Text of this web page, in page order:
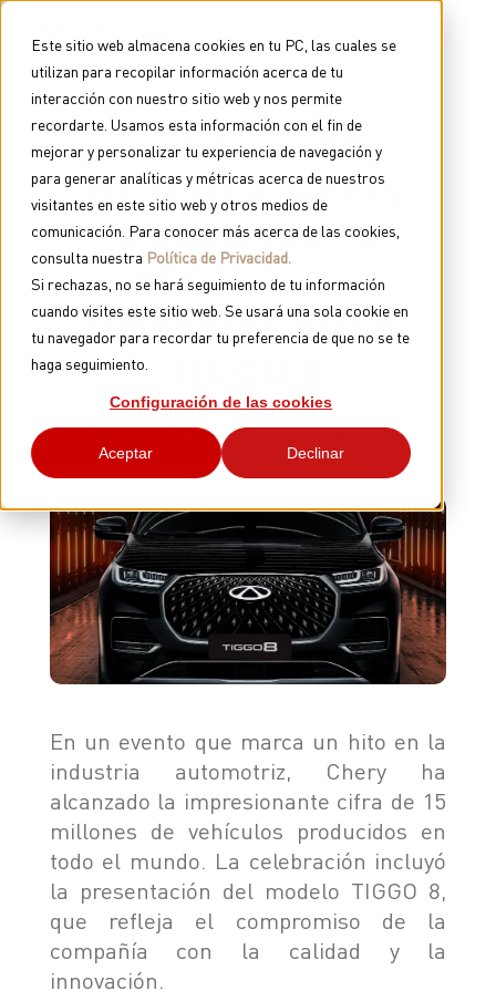
Este sitio web almacena cookies en tu PC, las cuales se
utilizan para recopilar información acerca de tu
interacción con nuestro sitio web y nos permite
recordarte. Usamos esta información con el fin de
mejorar y personalizar tu experiencia de navegación y
para generar analíticas y métricas acerca de nuestros
visitantes en este sitio web y otros medios de
comunicación. Para conocer más acerca de las cookies,
consulta nuestra Política de Privacidad.
Si rechazas, no se hará seguimiento de tu información
cuando visites este sitio web. Se usará una sola cookie en
tu navegador para recordar tu preferencia de que no se te
haga seguimiento.
Configuración de las cookies
Aceptar Declinar
TIGGO 7 PRO MAX
TIGGO 4 PRO
ARRIZO
ARRIZO 5 PRO MAX
CHERY EV
TIGGO 8 PHEV "CSH"
TIGGO 9 PHEV "CSH"
HIMLA
HIMLA 4X2
HIMLA 4X4
NOTICIAS
NOTICIAS
BLOG
CONTACTO
CONCESIONARIOS
TEST DRIVE
COTIZADOR
SOBRE CHERY
POSVENTA
POSVENTA
CAMPAÑA DE
Marca
Celebración
Histórica: Chery
Llega a los 15
Millones de
Vehículos con el
Chery Ecuador
Oct 22, 2024,
1:57:13 PM
1 min de
En un evento que marca un hito en la
industria automotriz, Chery ha
alcanzado la impresionante cifra de 15
millones de vehículos producidos en
todo el mundo. La celebración incluyó
la presentación del modelo TIGGO 8,
que refleja el compromiso de la
compañía con la calidad y la
innovación.